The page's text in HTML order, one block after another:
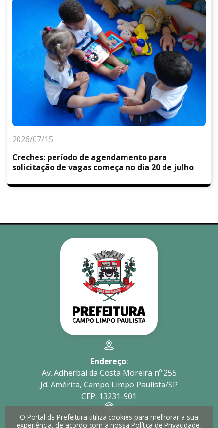
2026/07/15
Creches: período de agendamento para
solicitação de vagas começa no dia 20 de julho
Endereço:
Av. Adherbal da Costa Moreira nº 255
Jd. América, Campo Limpo Paulista/SP
CEP: 13231-901
Telefone:
O Portal da Prefeitura utiliza cookies para melhorar a sua
experiência, de acordo com a nossa Política de Privacidade,